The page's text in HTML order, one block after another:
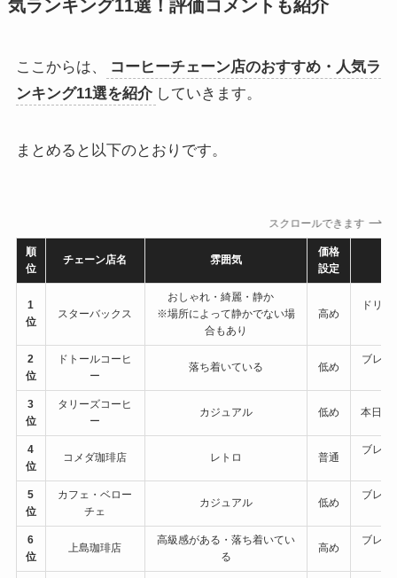
気ランキング11選！評価コメントも紹介
ここからは、
コーヒーチェーン店のおすすめ・人気ラ
ンキング11選を紹介 していきます。
まとめると以下のとおりです。
スクロールできます
順
位
チェーン店名 雰囲気
価格
設定
1
位
スターバックス
おしゃれ・綺麗・静か
※場所によって静かでない場
合もあり
高め
ドリ
2
位
ドトールコーヒ
ー
落ち着いている 低め
ブレン
3
位
タリーズコーヒ
ー
カジュアル 低め 本日の
4
位
コメダ珈琲店 レトロ 普通
ブレン
5
位
カフェ・ベロー
チェ
カジュアル 低め
ブレン
6
位
上島珈琲店
高級感がある・落ち着いてい
る
高め
ブレン